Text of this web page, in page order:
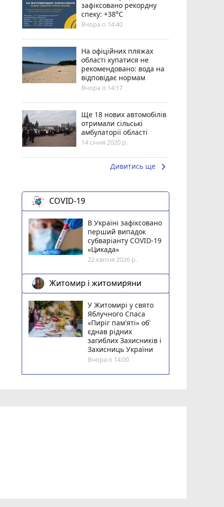
зафіксовано рекордну
спеку: +38°C
Вчора о 14:40
На офіційних пляжах
області купатися не
рекомендовано: вода на
відповідає нормам
Вчора о 14:17
Ще 18 нових автомобілів
отримали сільські
амбулаторії області
14 січня 2020 р.
Дивитись ще keyboard_arrow_right
COVID-19
В Україні зафіксовано
перший випадок
субваріанту COVID-19
«Цикада»
22 квітня 2026 р.
Житомир і житомиряни
У Житомирі у свято
Яблучного Спаса
«Пиріг пам'яті» об'
єднав рідних
загиблих Захисників і
Захисниць України
Вчора о 14:00